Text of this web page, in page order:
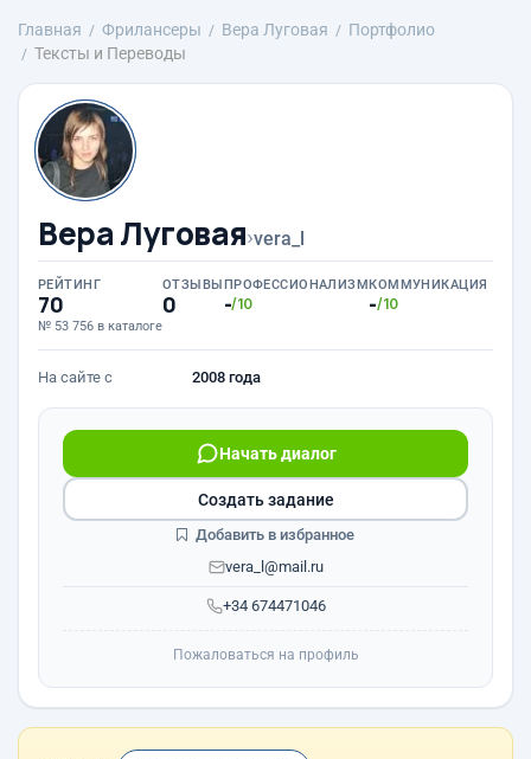
Главная Фрилансеры Вера Луговая
Портфолио
Тексты и Переводы
Вера Луговая›vera_l
РЕЙТИНГ
70
№ 53 756 в каталоге
ОТЗЫВЫ
0
ПРОФЕССИОНАЛИЗМ
-/10
КОММУНИКАЦИЯ
-/10
На сайте с 2008 года
+34 674471046
Начать диалог
vera_l@mail.ru
Создать задание
Добавить в избранное
Пожаловаться на профиль